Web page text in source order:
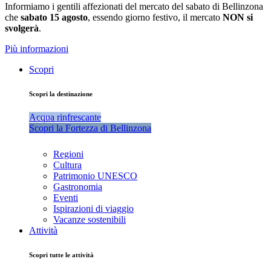
Informiamo i gentili affezionati del mercato del sabato di Bellinzona
che sabato 15 agosto, essendo giorno festivo, il mercato NON si
svolgerà.
Più informazioni
Scopri
Scopri la destinazione
Acqua rinfrescante
Scopri la Fortezza di Bellinzona
Regioni
Cultura
Patrimonio UNESCO
Gastronomia
Eventi
Ispirazioni di viaggio
Vacanze sostenibili
Attività
Scopri tutte le attività